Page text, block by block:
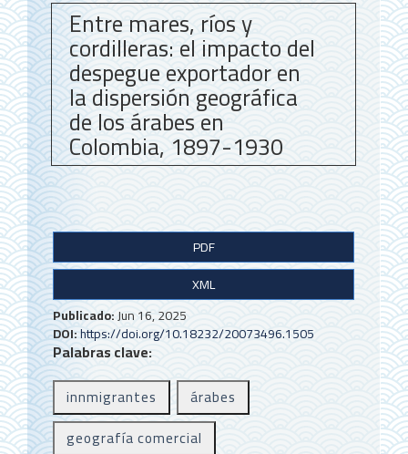
Entre mares, ríos y
cordilleras: el impacto del
despegue exportador en
la dispersión geográfica
de los árabes en
Colombia, 1897-1930
B
a
r
r
a
l
a
PDF
XML
Publicado:Jun 16, 2025
DOI:https://doi.org/10.18232/20073496.1505
Palabras clave:
innmigrantes
árabes
geografía comercial